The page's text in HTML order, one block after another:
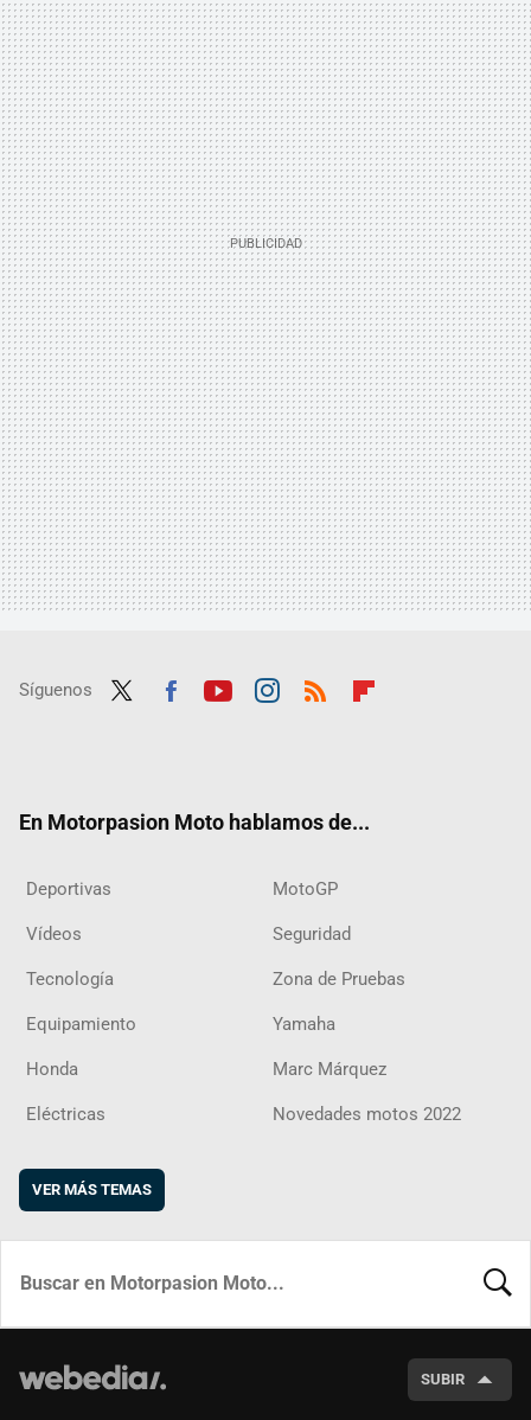
Síguenos
En Motorpasion Moto hablamos de...
Deportivas MotoGP
Vídeos Seguridad
Tecnología Zona de Pruebas
Equipamiento Yamaha
Honda Marc Márquez
Eléctricas Novedades motos 2022
VER MÁS TEMAS
SUBIR